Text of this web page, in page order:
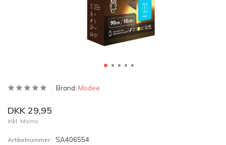
Brand: Modee
DKK 29,95
Inkl. Moms
Artikelnummer: SA406554